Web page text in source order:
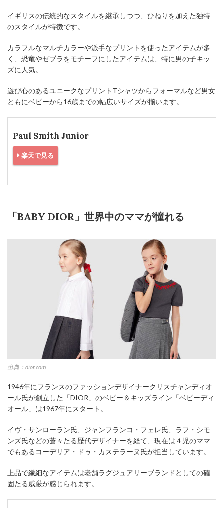
イギリスの伝統的なスタイルを継承しつつ、ひねりを加えた独特
のスタイルが特徴です。
カラフルなマルチカラーや派手なプリントを使ったアイテムが多
く、恐竜やゼブラをモチーフにしたアイテムは、特に男の子キッ
ズに人気。
遊び心のあるユニークなプリントTシャツからフォーマルなど男女
ともにベビーから16歳までの幅広いサイズが揃います。
Paul Smith Junior
楽天で見る
「BABY DIOR」世界中のママが憧れる
出典：dior.com
1946年にフランスのファッションデザイナークリスチャンディオ
ール氏が創立した「DIOR」のベビー＆キッズライン「ベビーディ
オール」は1967年にスタート。
イヴ・サンローラン氏、ジャンフランコ・フェレ氏、ラフ・シモ
ンズ氏などの蒼々たる歴代デザイナーを経て、現在は４児のママ
でもあるコーデリア・ドゥ・カステラーヌ氏が担当しています。
上品で繊細なアイテムは老舗ラグジュアリーブランドとしての確
固たる威厳が感じられます。